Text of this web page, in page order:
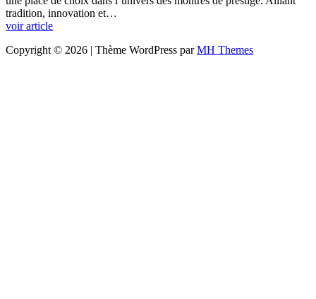
tradition, innovation et…
voir article
Copyright © 2026 | Thème WordPress parMH Themes